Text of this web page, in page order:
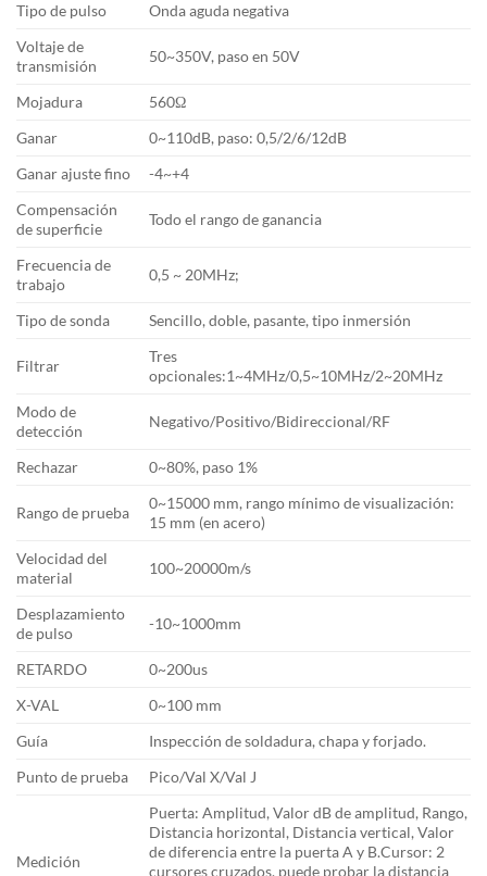
Tipo de pulso
Onda aguda negativa
Voltaje de
transmisión
50~350V, paso en 50V
Mojadura
560Ω
Ganar
0~110dB, paso: 0,5/2/6/12dB
Ganar ajuste fino
-4~+4
Compensación
de superficie
Todo el rango de ganancia
Frecuencia de
trabajo
0,5 ~ 20MHz;
Tipo de sonda Sencillo, doble, pasante, tipo inmersión
Filtrar
Tres
opcionales:1~4MHz/0,5~10MHz/2~20MHz
Modo de
detección
Negativo/Positivo/Bidireccional/RF
Rechazar 0~80%, paso 1%
Rango de prueba
0~15000 mm, rango mínimo de visualización:
15 mm (en acero)
Velocidad del
material
100~20000m/s
Desplazamiento
de pulso
-10~1000mm
RETARDO
0~200us
X-VAL
0~100 mm
Guía
Inspección de soldadura, chapa y forjado.
Punto de prueba
Pico/Val X/Val J
Medición
Puerta: Amplitud, Valor dB de amplitud, Rango,
Distancia horizontal, Distancia vertical, Valor
de diferencia entre la puerta A y B.Cursor: 2
cursores cruzados, puede probar la distancia